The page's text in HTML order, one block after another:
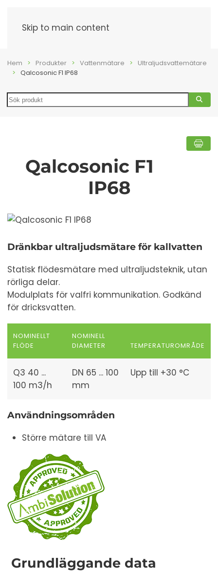
Skip to main content
Hem Produkter Vattenmätare
Ultraljudsvattemätare
Qalcosonic F1 IP68
Search
Qalcosonic F1
IP68
Dränkbar ultraljudsmätare för kallvatten
Statisk flödesmätare med ultraljudsteknik, utan
rörliga delar.
Modulplats för valfri kommunikation. Godkänd
för dricksvatten.
NOMINELLT
FLÖDE
NOMINELL
DIAMETER
TEMPERATUROMRÅDE
Q3 40 ...
100 m3/h
DN 65 ... 100
mm
Upp till +30 °C
Användningsområden
Större mätare till VA
Grundläggande data